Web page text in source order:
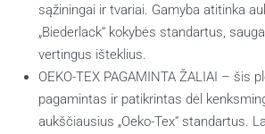
sąžiningai ir tvariai. Gamyba atitinka
„Biederlack“ kokybės standartus,
vertingus išteklius.
OEKO-TEX PAGAMINTA ŽALIAI – šis
pagamintas ir patikrintas dėl
aukščiausius „Oeko-Tex“ standartus.